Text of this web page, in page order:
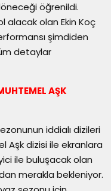
öğrenildi.
alacak olan Ekin Koç
şimdiden
detaylar
AŞK
iddialı dizileri
Aşk dizisi ile ekranlara
ile buluşacak olan
merakla bekleniyor.